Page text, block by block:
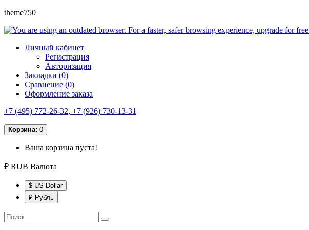
theme750
Личный кабинет
Регистрация
Авторизация
Закладки (0)
Сравнение (0)
Оформление заказа
+7 (495) 772-26-32, +7 (926) 730-13-31
Корзина: 0
Ваша корзина пуста!
₽ RUB Валюта
$ US Dollar
₽ Рубль